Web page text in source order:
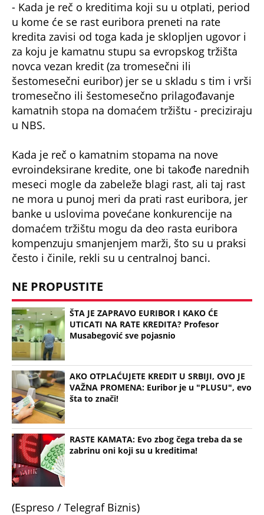
- Kada je reč o kreditima koji su u otplati, period
u kome će se rast euribora preneti na rate
kredita zavisi od toga kada je sklopljen ugovor i
za koju je kamatnu stupu sa evropskog tržišta
novca vezan kredit (za tromesečni ili
šestomesečni euribor) jer se u skladu s tim i vrši
tromesečno ili šestomesečno prilagođavanje
kamatnih stopa na domaćem tržištu - preciziraju
u NBS.
Kada je reč o kamatnim stopama na nove
evroindeksirane kredite, one bi takođe narednih
meseci mogle da zabeleže blagi rast, ali taj rast
ne mora u punoj meri da prati rast euribora, jer
banke u uslovima povećane konkurencije na
domaćem tržištu mogu da deo rasta euribora
kompenzuju smanjenjem marži, što su u praksi
često i činile, rekli su u centralnoj banci.
NE PROPUSTITE
ŠTA JE ZAPRAVO EURIBOR I KAKO ĆE
UTICATI NA RATE KREDITA? Profesor
Musabegović sve pojasnio
AKO OTPLAĆUJETE KREDIT U SRBIJI, OVO JE
VAŽNA PROMENA: Euribor je u "PLUSU", evo
šta to znači!
RASTE KAMATA: Evo zbog čega treba da se
zabrinu oni koji su u kreditima!
(Espreso / Telegraf Biznis)